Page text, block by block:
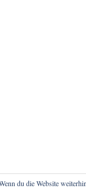
du die Website